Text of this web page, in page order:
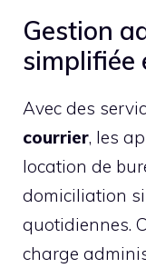
Gestion
simplifiée
Avec des
courrier, les
location de
domiciliation
quotidiennes.
charge